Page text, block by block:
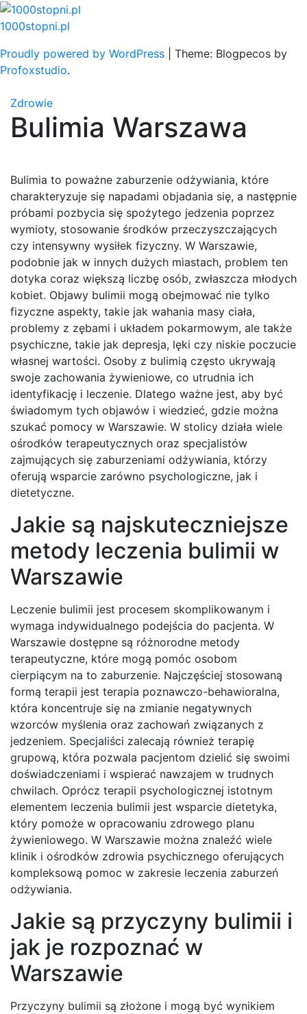
Skip
to
1000stopni.pl
Proudly powered by WordPress
Theme: Blogpecos by
Profoxstudio.
Zdrowie
Bulimia Warszawa
Bulimia to poważne zaburzenie odżywiania, które
charakteryzuje się napadami objadania się, a następnie
próbami pozbycia się spożytego jedzenia poprzez
wymioty, stosowanie środków przeczyszczających
czy intensywny wysiłek fizyczny. W Warszawie,
podobnie jak w innych dużych miastach, problem ten
dotyka coraz większą liczbę osób, zwłaszcza młodych
kobiet. Objawy bulimii mogą obejmować nie tylko
fizyczne aspekty, takie jak wahania masy ciała,
problemy z zębami i układem pokarmowym, ale także
psychiczne, takie jak depresja, lęki czy niskie poczucie
własnej wartości. Osoby z bulimią często ukrywają
swoje zachowania żywieniowe, co utrudnia ich
identyfikację i leczenie. Dlatego ważne jest, aby być
świadomym tych objawów i wiedzieć, gdzie można
szukać pomocy w Warszawie. W stolicy działa wiele
ośrodków terapeutycznych oraz specjalistów
zajmujących się zaburzeniami odżywiania, którzy
oferują wsparcie zarówno psychologiczne, jak i
dietetyczne.
Jakie są najskuteczniejsze
metody leczenia bulimii w
Warszawie
Leczenie bulimii jest procesem skomplikowanym i
wymaga indywidualnego podejścia do pacjenta. W
Warszawie dostępne są różnorodne metody
terapeutyczne, które mogą pomóc osobom
cierpiącym na to zaburzenie. Najczęściej stosowaną
formą terapii jest terapia poznawczo-behawioralna,
która koncentruje się na zmianie negatywnych
wzorców myślenia oraz zachowań związanych z
jedzeniem. Specjaliści zalecają również terapię
grupową, która pozwala pacjentom dzielić się swoimi
doświadczeniami i wspierać nawzajem w trudnych
chwilach. Oprócz terapii psychologicznej istotnym
elementem leczenia bulimii jest wsparcie dietetyka,
który pomoże w opracowaniu zdrowego planu
żywieniowego. W Warszawie można znaleźć wiele
klinik i ośrodków zdrowia psychicznego oferujących
kompleksową pomoc w zakresie leczenia zaburzeń
odżywiania.
Jakie są przyczyny bulimii i
jak je rozpoznać w
Warszawie
Przyczyny bulimii są złożone i mogą być wynikiem